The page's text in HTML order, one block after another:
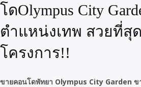
โดOlympus City
ตำแหน่งเทพ สวยที่สุ
โครงการ!!
ขายคอนโดพัทยา Olympus City Garden